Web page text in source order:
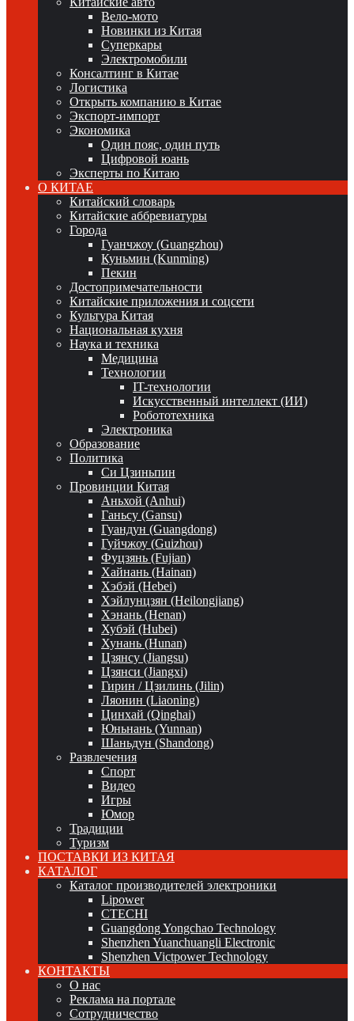
Вело-мото
Новинки из Китая
Суперкары
Электромобили
Консалтинг в Китае
Логистика
Открыть компанию в Китае
Экспорт-импорт
Экономика
Один пояс, один путь
Цифровой юань
Эксперты по Китаю
О КИТАЕ
Китайский словарь
Китайские аббревиатуры
Города
Гуанчжоу (Guangzhou)
Куньмин (Kunming)
Пекин
Достопримечательности
Китайские приложения и соцсети
Культура Китая
Национальная кухня
Наука и техника
Медицина
Технологии
IT-технологии
Искусственный интеллект (ИИ)
Робототехника
Электроника
Образование
Политика
Си Цзиньпин
Провинции Китая
Аньхой (Anhui)
Ганьсу (Gansu)
Гуандун (Guangdong)
Гуйчжоу (Guizhou)
Фуцзянь (Fujian)
Хайнань (Hainan)
Хэбэй (Hebei)
Хэйлунцзян (Heilongjiang)
Хэнань (Henan)
Хубэй (Hubei)
Хунань (Hunan)
Цзянсу (Jiangsu)
Цзянси (Jiangxi)
Гирин / Цзилинь (Jilin)
Ляонин (Liaoning)
Цинхай (Qinghai)
Юньнань (Yunnan)
Шаньдун (Shandong)
Развлечения
Спорт
Видео
Игры
Юмор
Традиции
Туризм
ПОСТАВКИ ИЗ КИТАЯ
КАТАЛОГ
Каталог производителей электроники
Lipower
CTECHI
Guangdong Yongchao Technology
Shenzhen Yuanchuangli Electronic
Shenzhen Victpower Technology
КОНТАКТЫ
О нас
Реклама на портале
Сотрудничество